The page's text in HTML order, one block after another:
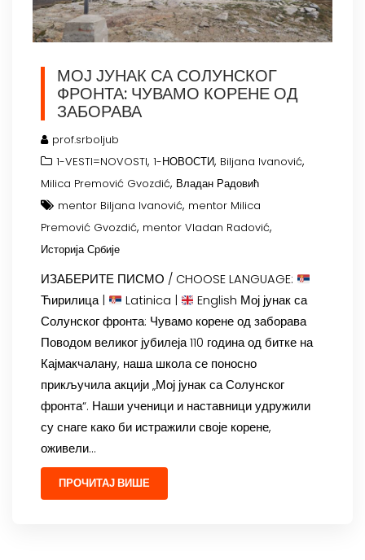
МОЈ ЈУНАК СА СОЛУНСКОГ
ФРОНТА: ЧУВАМО КОРЕНЕ ОД
ЗАБОРАВА
prof.srboljub
1-VESTI=NOVOSTI, 1-НОВОСТИ, Biljana Ivanović,
Milica Premović Gvozdić, Владан Радовић
mentor Biljana Ivanović, mentor Milica
Premović Gvozdić, mentor Vladan Radović,
Историја Србије
ИЗАБЕРИТЕ ПИСМО / CHOOSE LANGUAGE:
Ћирилица |
Latinica |
English Мој јунак са
Солунског фронта: Чувамо корене од заборава
Поводом великог јубилеја 110 година од битке на
Кајмакчалану, наша школа се поносно
прикључила акцији „Мој јунак са Солунског
фронта“. Наши ученици и наставници удружили
су снаге како би истражили своје корене,
оживели…
ПРОЧИТАЈ ВИШЕ